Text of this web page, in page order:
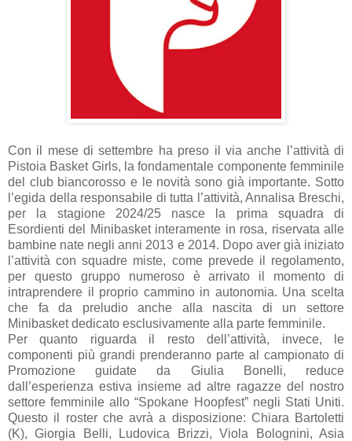
Con il mese di settembre ha preso il via anche l’attività di
Pistoia Basket Girls, la fondamentale componente femminile
del club biancorosso e le novità sono già importante. Sotto
l’egida della responsabile di tutta l’attività, Annalisa Breschi,
per la stagione 2024/25 nasce la prima squadra di
Esordienti del Minibasket interamente in rosa, riservata alle
bambine nate negli anni 2013 e 2014. Dopo aver già iniziato
l’attività con squadre miste, come prevede il regolamento,
per questo gruppo numeroso è arrivato il momento di
intraprendere il proprio cammino in autonomia. Una scelta
che fa da preludio anche alla nascita di un settore
Minibasket dedicato esclusivamente alla parte femminile.
Per quanto riguarda il resto dell’attività, invece, le
componenti più grandi prenderanno parte al campionato di
Promozione guidate da Giulia Bonelli, reduce
dall’esperienza estiva insieme ad altre ragazze del nostro
settore femminile allo “Spokane Hoopfest” negli Stati Uniti.
Questo il roster che avrà a disposizione: Chiara Bartoletti
(K), Giorgia Belli, Ludovica Brizzi, Viola Bolognini, Asia